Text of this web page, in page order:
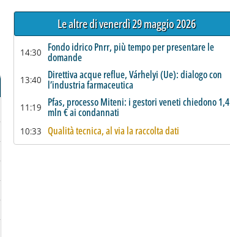
Le altre di venerdì 29 maggio 2026
14:30 Fondo idrico Pnrr, più tempo per presentare le
domande
13:40 Direttiva acque reflue, Várhelyi (Ue): dialogo con
l’industria farmaceutica
11:19 Pfas, processo Miteni: i gestori veneti chiedono 1,4
mln € ai condannati
10:33 Qualità tecnica, al via la raccolta dati